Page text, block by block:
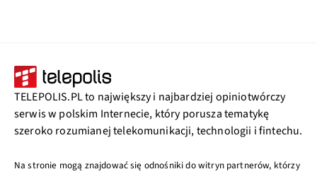
TELEPOLIS.PL to największy i najbardziej opiniotwórczy
serwis w polskim Internecie, który porusza tematykę
szeroko rozumianej telekomunikacji, technologii i fintechu.
Na stronie mogą znajdować się odnośniki do witryn partnerów, którzy